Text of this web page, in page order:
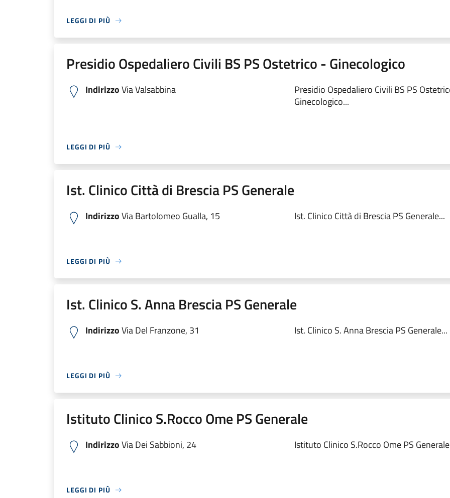
LEGGI DI PIÙ
Presidio Ospedaliero Civili BS PS Ostetrico - Ginecologico
IndirizzoVia Valsabbina
Presidio Ospedaliero Civili BS PS
Ginecologico...
LEGGI DI PIÙ
Ist. Clinico Città di Brescia PS Generale
IndirizzoVia Bartolomeo Gualla, 15 Ist. Clinico Città di Brescia PS Generale...
LEGGI DI PIÙ
Ist. Clinico S. Anna Brescia PS Generale
IndirizzoVia Del Franzone, 31 Ist. Clinico S. Anna Brescia PS Generale...
LEGGI DI PIÙ
Istituto Clinico S.Rocco Ome PS Generale
IndirizzoVia Dei Sabbioni, 24 Istituto Clinico S.Rocco Ome PS
LEGGI DI PIÙ